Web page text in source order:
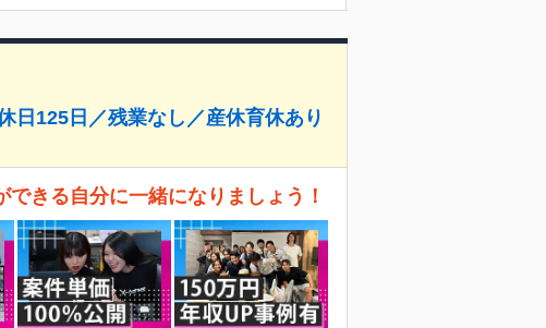
日125日／残業なし／産休育休あり
きる自分に一緒になりましょう！